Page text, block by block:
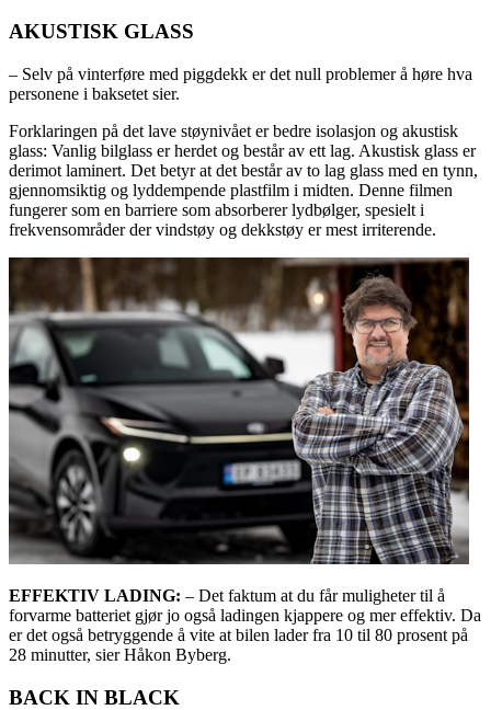
AKUSTISK GLASS
– Selv på vinterføre med piggdekk er det null problemer å høre hva
personene i baksetet sier.
Forklaringen på det lave støynivået er bedre isolasjon og akustisk
glass: Vanlig bilglass er herdet og består av ett lag. Akustisk glass er
derimot laminert. Det betyr at det består av to lag glass med en tynn,
gjennomsiktig og lyddempende plastfilm i midten. Denne filmen
fungerer som en barriere som absorberer lydbølger, spesielt i
frekvensområder der vindstøy og dekkstøy er mest irriterende.
EFFEKTIV LADING: – Det faktum at du får muligheter til å
forvarme batteriet gjør jo også ladingen kjappere og mer effektiv. Da
er det også betryggende å vite at bilen lader fra 10 til 80 prosent på
28 minutter, sier Håkon Byberg.
BACK IN BLACK